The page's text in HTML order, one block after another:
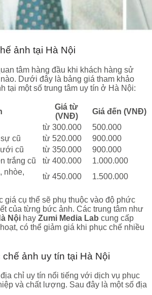
ảnh tại Hà Nội
tâm hàng đầu khi khách hàng sử
Dưới đây là bảng giá tham khảo
tại một số trung tâm uy tín ở Hà Nội:
Giá từ
(VNĐ)
Giá đến (VNĐ)
từ 300.000
500.000
cũ
từ 520.000
900.000
cũ
từ 350.000
900.000
trắng cũ
từ 400.000
1.000.000
nhòe,
từ 450.000 1.500.000
giá cụ thể sẽ phụ thuộc vào độ phức
của từng bức ảnh. Các trung tâm như
Nội hay Zumi Media Lab cung cấp
có thể giảm giá khi phục chế nhiều
ảnh uy tín tại Hà Nội
chỉ uy tín nổi tiếng với dịch vụ phục
và chất lượng. Sau đây là một số địa